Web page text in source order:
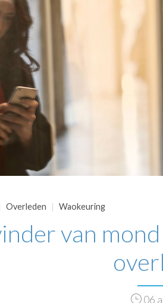
HUISARTSENPOST
PRAKTIJKZAKEN
VPHUISARTSEN
MEDISCHE
REGISTRATIE
Overleden Waokeuring
van
06